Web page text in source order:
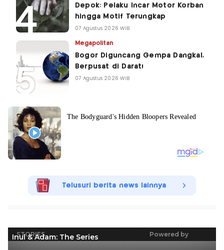
Depok: Pelaku Incar Motor Korban
hingga Motif Terungkap
07 Agustus 2026 WIB
Megapolitan
Bogor Diguncang Gempa Dangkal,
Berpusat di Darat!
07 Agustus 2026 WIB
Telusuri berita news lainnya